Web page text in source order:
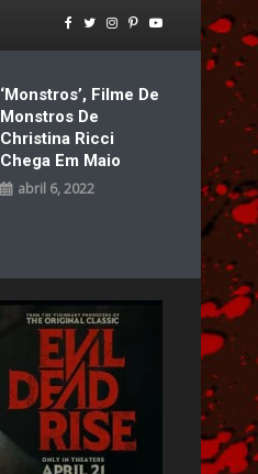
‘Monstros’, Filme De
Monstros De
Christina Ricci
Chega Em Maio
abril 6, 2022